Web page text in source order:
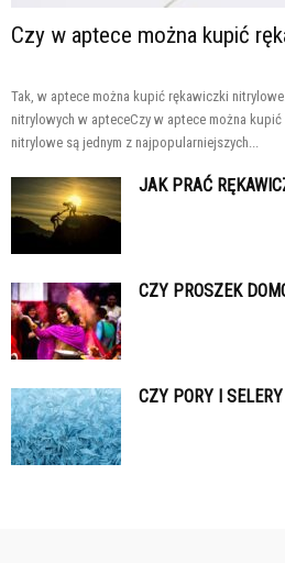
Czy w aptece można kupić
Tak, w aptece można kupić rękawiczki
nitrylowych w apteceCzy w aptece można
nitrylowe są jednym z najpopularniejszych...
JAK PRAĆ
CZY PROSZEK
CZY PORY I